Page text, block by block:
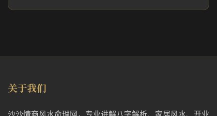
关于我们
沙沙情商风水命理网，专业讲解八字解析、家居风水、开业